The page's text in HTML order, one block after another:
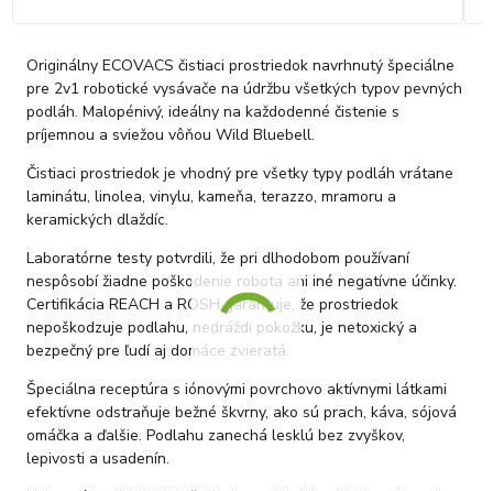
Originálny ECOVACS čistiaci prostriedok navrhnutý špeciálne
pre 2v1 robotické vysávače na údržbu všetkých typov pevných
podláh. Malopénivý, ideálny na každodenné čistenie s
príjemnou a sviežou vôňou Wild Bluebell.
Čistiaci prostriedok je vhodný pre všetky typy podláh vrátane
laminátu, linolea, vinylu, kameňa, terazzo, mramoru a
keramických dlaždíc.
Laboratórne testy potvrdili, že pri dlhodobom používaní
nespôsobí žiadne poškodenie robota ani iné negatívne účinky.
Certifikácia REACH a ROSH garantuje, že prostriedok
nepoškodzuje podlahu, nedráždi pokožku, je netoxický a
bezpečný pre ľudí aj domáce zvieratá.
Špeciálna receptúra s iónovými povrchovo aktívnymi látkami
efektívne odstraňuje bežné škvrny, ako sú prach, káva, sójová
omáčka a ďalšie. Podlahu zanechá lesklú bez zvyškov,
lepivosti a usadenín.